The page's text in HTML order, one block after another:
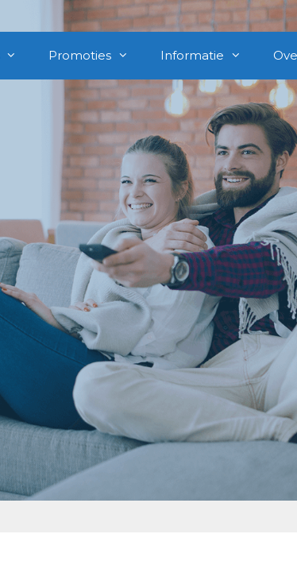
Promoties Informatie